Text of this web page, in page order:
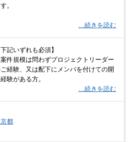
。
…続きを読む
下記いずれも必須】
案件規模は問わずプロジェクトリーダー
経験、又は配下にメンバを付けての開
験がある方。
…続きを読む
都